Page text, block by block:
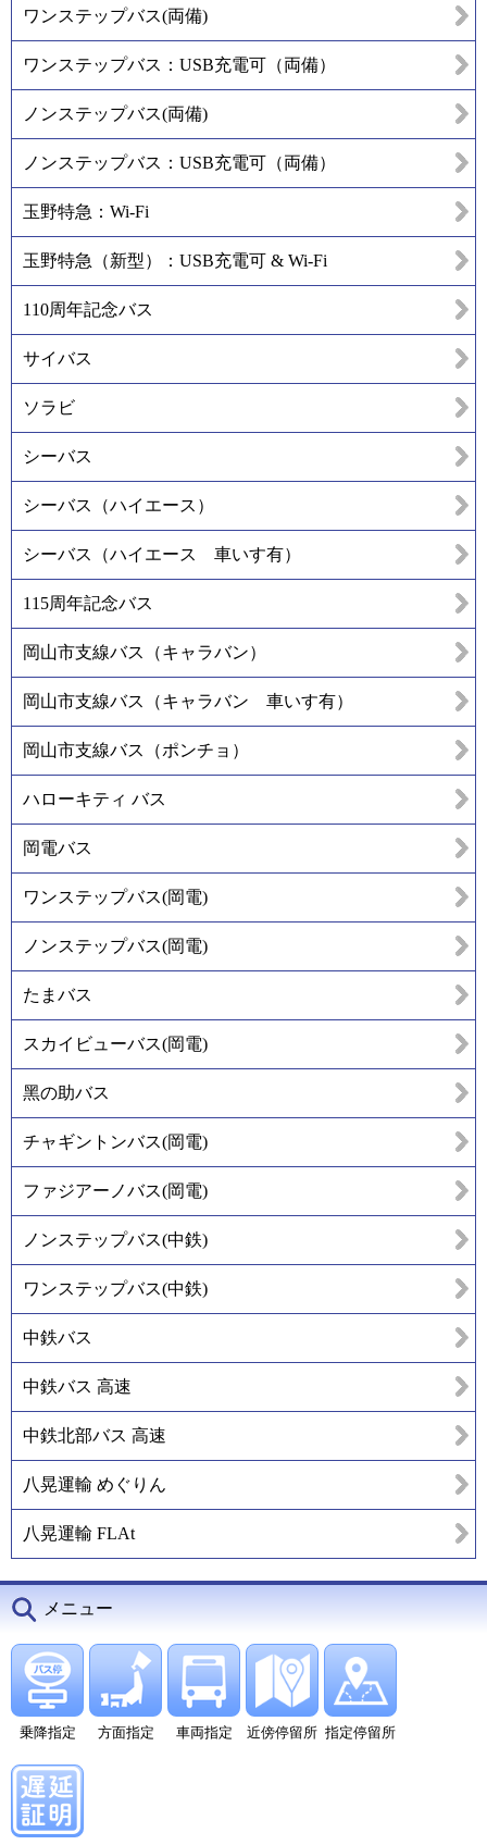
ワンステップバス(両備)
ワンステップバス：USB充電可（両備）
ノンステップバス(両備)
ノンステップバス：USB充電可（両備）
玉野特急：Wi-Fi
玉野特急（新型）：USB充電可 & Wi-Fi
110周年記念バス
サイバス
ソラビ
シーバス
シーバス（ハイエース）
シーバス（ハイエース 車いす有）
115周年記念バス
岡山市支線バス（キャラバン）
岡山市支線バス（キャラバン 車いす有）
岡山市支線バス（ポンチョ）
ハローキティ バス
岡電バス
ワンステップバス(岡電)
ノンステップバス(岡電)
たまバス
スカイビューバス(岡電)
黑の助バス
チャギントンバス(岡電)
ファジアーノバス(岡電)
ノンステップバス(中鉄)
ワンステップバス(中鉄)
中鉄バス
中鉄バス 高速
中鉄北部バス 高速
八晃運輸 めぐりん
八晃運輸 FLAt
メニュー
乗降指定 方面指定 車両指定 近傍停留所 指定停留所